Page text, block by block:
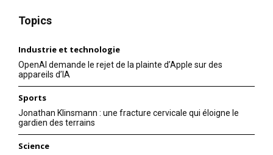
Topics
Industrie et technologie
OpenAI demande le rejet de la plainte d’Apple sur des
appareils d’IA
Sports
Jonathan Klinsmann : une fracture cervicale qui éloigne le
gardien des terrains
Science